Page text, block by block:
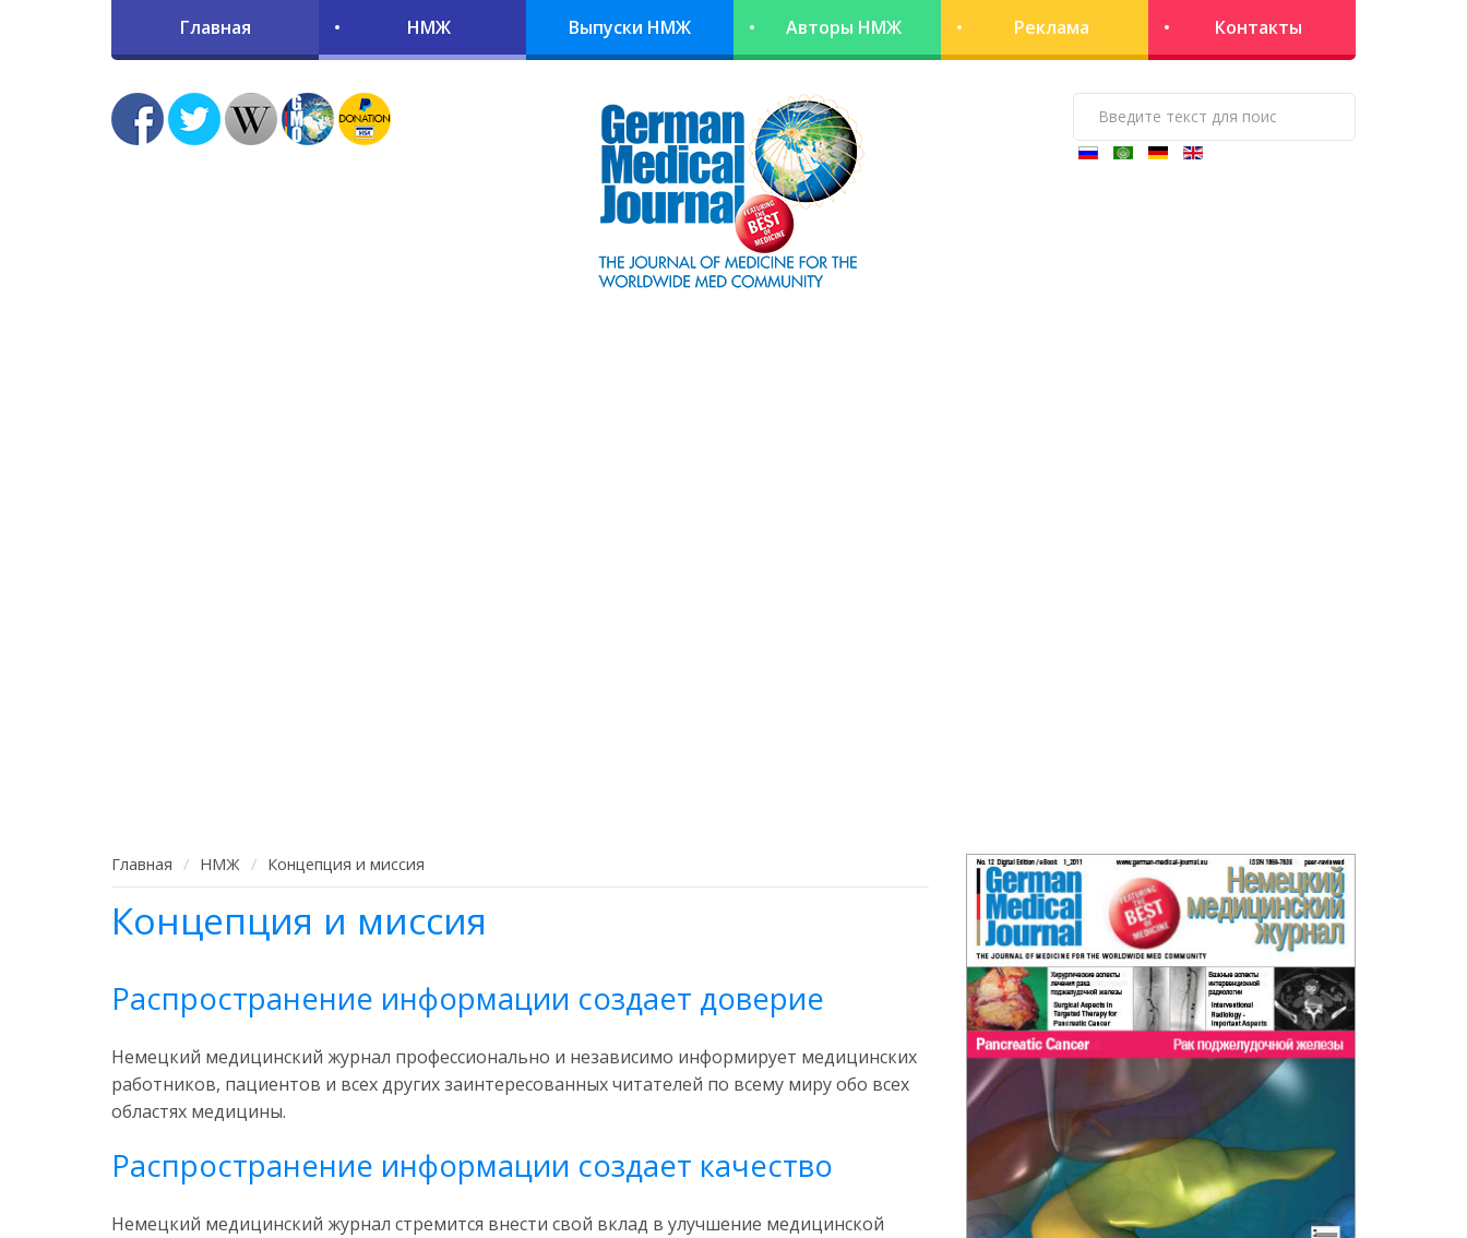
Главная НМЖ Выпуски НМЖ Авторы НМЖ Реклама Контакты
Главная НМЖ Концепция и миссия
Концепция и миссия
Распространение информации создает доверие
Немецкий медицинский журнал профессионально и независимо информирует медицинских
работников, пациентов и всех других заинтересованных читателей по всему миру обо всех
областях медицины.
Распространение информации создает качество
Немецкий медицинский журнал стремится внести свой вклад в улучшение медицинской